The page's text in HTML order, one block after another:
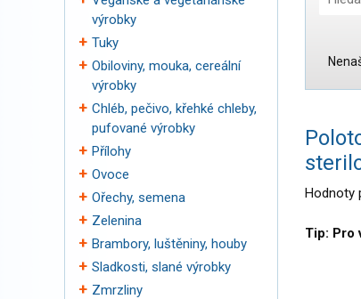
výrobky
Tuky
Obiloviny, mouka, cereální
výrobky
Chléb, pečivo, křehké chleby,
pufované výrobky
Přílohy
Ovoce
Ořechy, semena
Zelenina
Brambory, luštěniny, houby
Sladkosti, slané výrobky
Zmrzliny
Hodnoty
Tip: Pro